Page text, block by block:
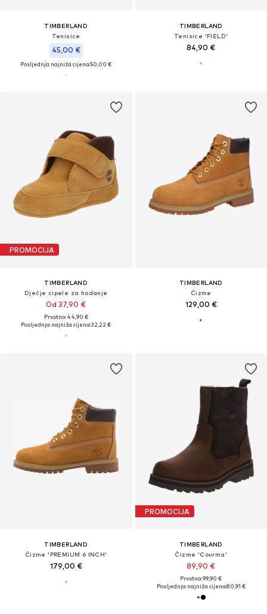
TIMBERLAND
Tenisice
45,00 €
Posljednja najniža cijena:50,00 €
TIMBERLAND
Tenisice 'FIELD'
84,90 €
PROMOCIJA
TIMBERLAND
Dječje cipele za hodanje
Od 37,90 €
Prvotno: 44,90 €
Posljednja najniža cijena:32,22 €
TIMBERLAND
Čizme
129,00 €
TIMBERLAND
Čizme 'PREMIUM 6 INCH'
179,00 €
PROMOCIJA
TIMBERLAND
Čizme 'Courma'
89,90 €
Prvotno: 99,90 €
Posljednja najniža cijena:80,91 €